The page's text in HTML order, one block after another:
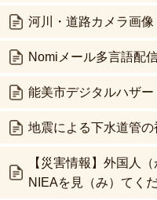
河川・道路カメラ画像
Nomiメール多言語配
能美市デジタルハザー
地震による下水道管
【災害情報】外国人
NIEAを見（み）てく